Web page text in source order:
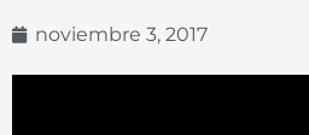
noviembre 3, 2017